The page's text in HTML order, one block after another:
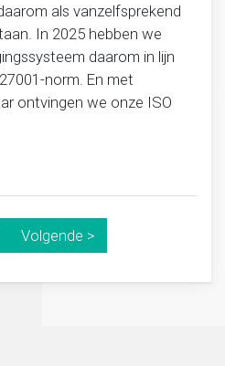
als vanzelfsprekend
In 2025 hebben we
daarom in lijn
norm. En met
ontvingen we onze ISO
Volgende >